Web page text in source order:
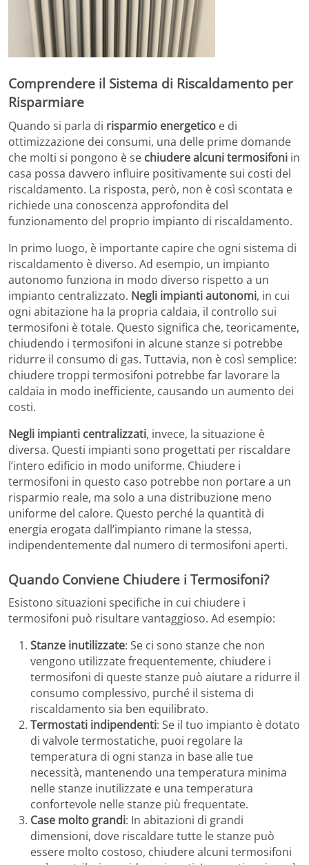
Comprendere il Sistema di Riscaldamento per
Risparmiare
Quando si parla di risparmio energetico e di
ottimizzazione dei consumi, una delle prime domande
che molti si pongono è se chiudere alcuni termosifoni in
casa possa davvero influire positivamente sui costi del
riscaldamento. La risposta, però, non è così scontata e
richiede una conoscenza approfondita del
funzionamento del proprio impianto di riscaldamento.
In primo luogo, è importante capire che ogni sistema di
riscaldamento è diverso. Ad esempio, un impianto
autonomo funziona in modo diverso rispetto a un
impianto centralizzato. Negli impianti autonomi, in cui
ogni abitazione ha la propria caldaia, il controllo sui
termosifoni è totale. Questo significa che, teoricamente,
chiudendo i termosifoni in alcune stanze si potrebbe
ridurre il consumo di gas. Tuttavia, non è così semplice:
chiudere troppi termosifoni potrebbe far lavorare la
caldaia in modo inefficiente, causando un aumento dei
costi.
Negli impianti centralizzati, invece, la situazione è
diversa. Questi impianti sono progettati per riscaldare
l’intero edificio in modo uniforme. Chiudere i
termosifoni in questo caso potrebbe non portare a un
risparmio reale, ma solo a una distribuzione meno
uniforme del calore. Questo perché la quantità di
energia erogata dall’impianto rimane la stessa,
indipendentemente dal numero di termosifoni aperti.
Quando Conviene Chiudere i Termosifoni?
Esistono situazioni specifiche in cui chiudere i
termosifoni può risultare vantaggioso. Ad esempio:
Stanze inutilizzate: Se ci sono stanze che non
vengono utilizzate frequentemente, chiudere i
termosifoni di queste stanze può aiutare a ridurre il
consumo complessivo, purché il sistema di
riscaldamento sia ben equilibrato.
Termostati indipendenti: Se il tuo impianto è dotato
di valvole termostatiche, puoi regolare la
temperatura di ogni stanza in base alle tue
necessità, mantenendo una temperatura minima
nelle stanze inutilizzate e una temperatura
confortevole nelle stanze più frequentate.
Case molto grandi: In abitazioni di grandi
dimensioni, dove riscaldare tutte le stanze può
essere molto costoso, chiudere alcuni termosifoni